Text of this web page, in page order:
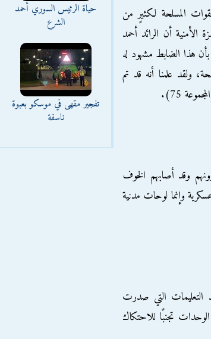
المسلحة لكثيرٍ من
أن الرائد أحمد
قد تقدَّم باستقالة اعتراضًا على انقلاب 3 يوليو علمًا بأن هذا الضابط مشهود له
ولقد علمنا أنه قد تم
75).
وقد أصابهم الخوف
وإنما لوحات مدنية
التعليمات التي صدرت
تجنبًا للاحتكاك
حياة الرئيس السوري أحمد
الشرع
تفجير مقهى في موسكو بعبوة
ناسفة